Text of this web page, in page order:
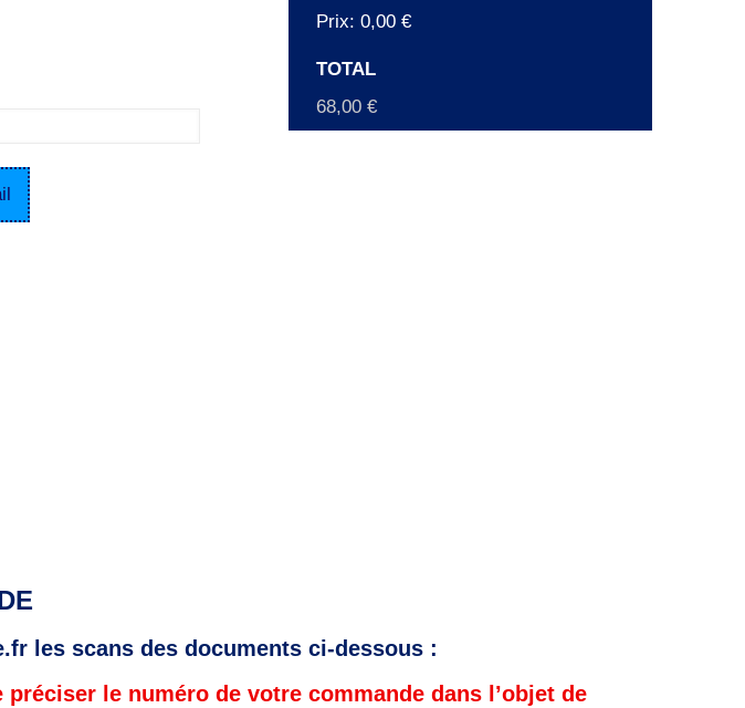
Prix: 0,00 €
TOTAL
68,00 €
les scans des documents ci-dessous :
le numéro de votre commande dans l’objet de